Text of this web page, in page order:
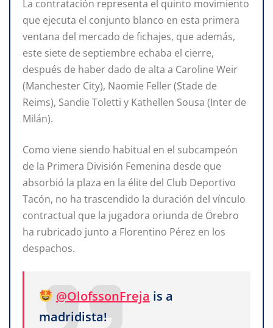
La contratación representa el quinto movimiento
que ejecuta el conjunto blanco en esta primera
ventana del mercado de fichajes, que además,
este siete de septiembre echaba el cierre,
después de haber dado de alta a Caroline Weir
(Manchester City), Naomie Feller (Stade de
Reims), Sandie Toletti y Kathellen Sousa (Inter de
Milán).
Como viene siendo habitual en el subcampeón
de la Primera División Femenina desde que
absorbió la plaza en la élite del Club Deportivo
Tacón, no ha trascendido la duración del vínculo
contractual que la jugadora oriunda de Örebro
ha rubricado junto a Florentino Pérez en los
despachos.
@OlofssonFreja is a
madridista!